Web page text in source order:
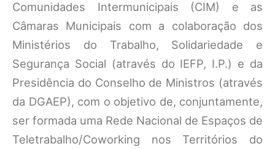
Comunidades Intermunicipais (CIM) e as
Câmaras Municipais com a colaboração dos
Ministérios do Trabalho, Solidariedade e
Segurança Social (através do IEFP, I.P.) e da
Presidência do Conselho de Ministros (através
da DGAEP), com o objetivo de, conjuntamente,
ser formada uma Rede Nacional de Espaços de
Teletrabalho/Coworking nos Territórios do